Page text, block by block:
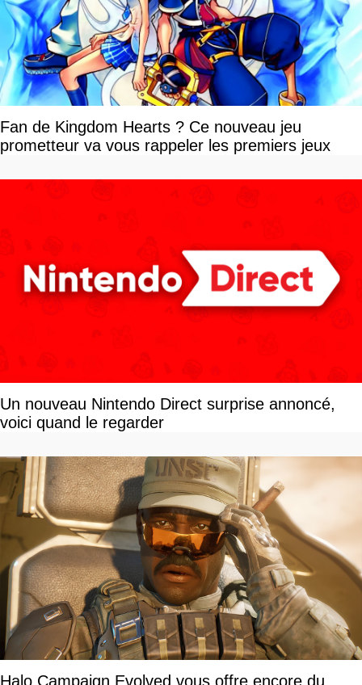
Fan de Kingdom Hearts ? Ce nouveau jeu
prometteur va vous rappeler les premiers jeux
Un nouveau Nintendo Direct surprise annoncé,
voici quand le regarder
Halo Campaign Evolved vous offre encore du